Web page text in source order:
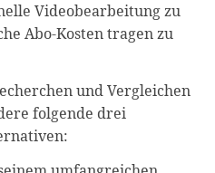
Videobearbeitung zu
Abo-Kosten tragen zu
und Vergleichen
folgende drei